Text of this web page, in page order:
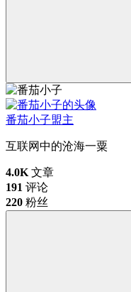
番茄小子盟主
互联网中的沧海一粟
4.0K 文章
191 评论
220 粉丝